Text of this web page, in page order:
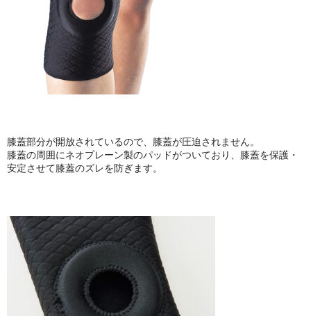
CORE PRODUCTS (コアプロダクツ)
LLOYD TABLE (ロイドテーブル)
Therapeutica (セラピューティカ)
Erler Zimmer (エルラージマー)
BMZ (ビーエムゼット)
MYTREX REBIVE（マイトレックス リバイブ）
膝蓋部分が開放されているので、膝蓋が圧迫されません。
膝蓋の周囲にネオプレーン製のパッドがついており、膝蓋を保護・
安定させて膝蓋のズレを防ぎます。